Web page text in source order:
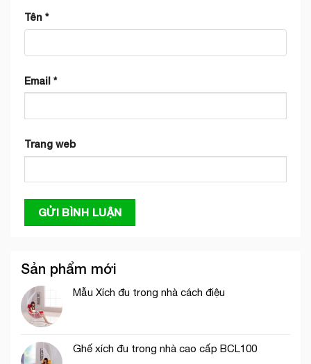
Tên *
Email *
Trang web
Sản phẩm mới
Mẫu Xích đu trong nhà cách điệu
Ghế xích đu trong nhà cao cấp BCL100